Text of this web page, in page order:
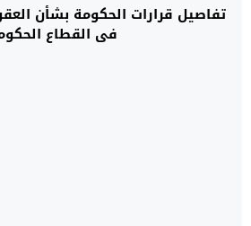
تفاصيل قرارات الحكومة بشأن
في القطاع